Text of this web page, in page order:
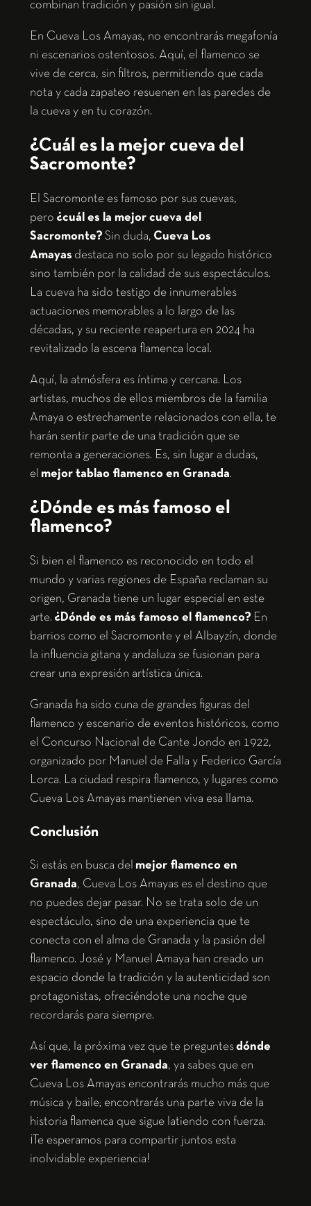
combinan tradición y pasión sin igual.
En Cueva Los Amayas, no encontrarás megafonía
ni escenarios ostentosos. Aquí, el flamenco se
vive de cerca, sin filtros, permitiendo que cada
nota y cada zapateo resuenen en las paredes de
la cueva y en tu corazón.
¿Cuál es la mejor cueva del
Sacromonte?
El Sacromonte es famoso por sus cuevas,
pero ¿cuál es la mejor cueva del
Sacromonte? Sin duda, Cueva Los
Amayas destaca no solo por su legado histórico
sino también por la calidad de sus espectáculos.
La cueva ha sido testigo de innumerables
actuaciones memorables a lo largo de las
décadas, y su reciente reapertura en 2024 ha
revitalizado la escena flamenca local.
Aquí, la atmósfera es íntima y cercana. Los
artistas, muchos de ellos miembros de la familia
Amaya o estrechamente relacionados con ella, te
harán sentir parte de una tradición que se
remonta a generaciones. Es, sin lugar a dudas,
el mejor tablao flamenco en Granada.
¿Dónde es más famoso el
flamenco?
Si bien el flamenco es reconocido en todo el
mundo y varias regiones de España reclaman su
origen, Granada tiene un lugar especial en este
arte. ¿Dónde es más famoso el flamenco? En
barrios como el Sacromonte y el Albayzín, donde
la influencia gitana y andaluza se fusionan para
crear una expresión artística única.
Granada ha sido cuna de grandes figuras del
flamenco y escenario de eventos históricos, como
el Concurso Nacional de Cante Jondo en 1922,
organizado por Manuel de Falla y Federico García
Lorca. La ciudad respira flamenco, y lugares como
Cueva Los Amayas mantienen viva esa llama.
Conclusión
Si estás en busca del mejor flamenco en
Granada, Cueva Los Amayas es el destino que
no puedes dejar pasar. No se trata solo de un
espectáculo, sino de una experiencia que te
conecta con el alma de Granada y la pasión del
flamenco. José y Manuel Amaya han creado un
espacio donde la tradición y la autenticidad son
protagonistas, ofreciéndote una noche que
recordarás para siempre.
Así que, la próxima vez que te preguntesdónde
ver flamenco en Granada, ya sabes que en
Cueva Los Amayas encontrarás mucho más que
música y baile; encontrarás una parte viva de la
historia flamenca que sigue latiendo con fuerza.
¡Te esperamos para compartir juntos esta
inolvidable experiencia!